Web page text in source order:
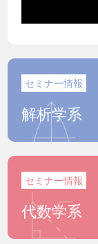
セミナー情報
解析学系
セミナー情報
代数学系